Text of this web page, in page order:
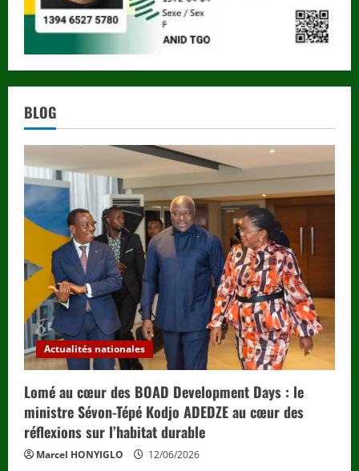
BLOG
Actualités nationales
Lomé au cœur des BOAD Development Days : le
ministre Sévon-Tépé Kodjo ADEDZE au cœur des
réflexions sur l’habitat durable
Marcel HONYIGLO 12/06/2026